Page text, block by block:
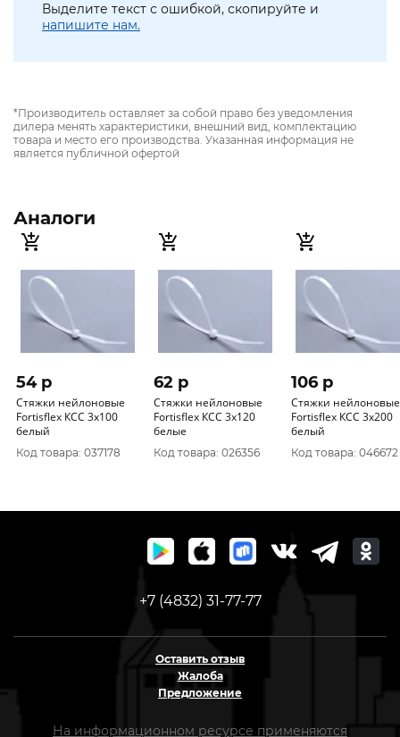
Выделите текст с ошибкой, скопируйте и
напишите нам.
*Производитель оставляет за собой право без уведомления
дилера менять характеристики, внешний вид, комплектацию
товара и место его производства. Указанная информация не
является публичной офертой
Аналоги
54 p
Стяжки нейлоновые
Fortisflex КСС 3х100
белый
Код товара: 037178
62 p
Стяжки нейлоновые
Fortisflex КСС 3х120
белые
Код товара: 026356
106 p
Стяжки нейлоновые
Fortisflex КСС 3х200
белый
Код товара: 046672
+7 (4832) 31-77-77
Оставить отзыв
Жалоба
Предложение
На информационном ресурсе применяются